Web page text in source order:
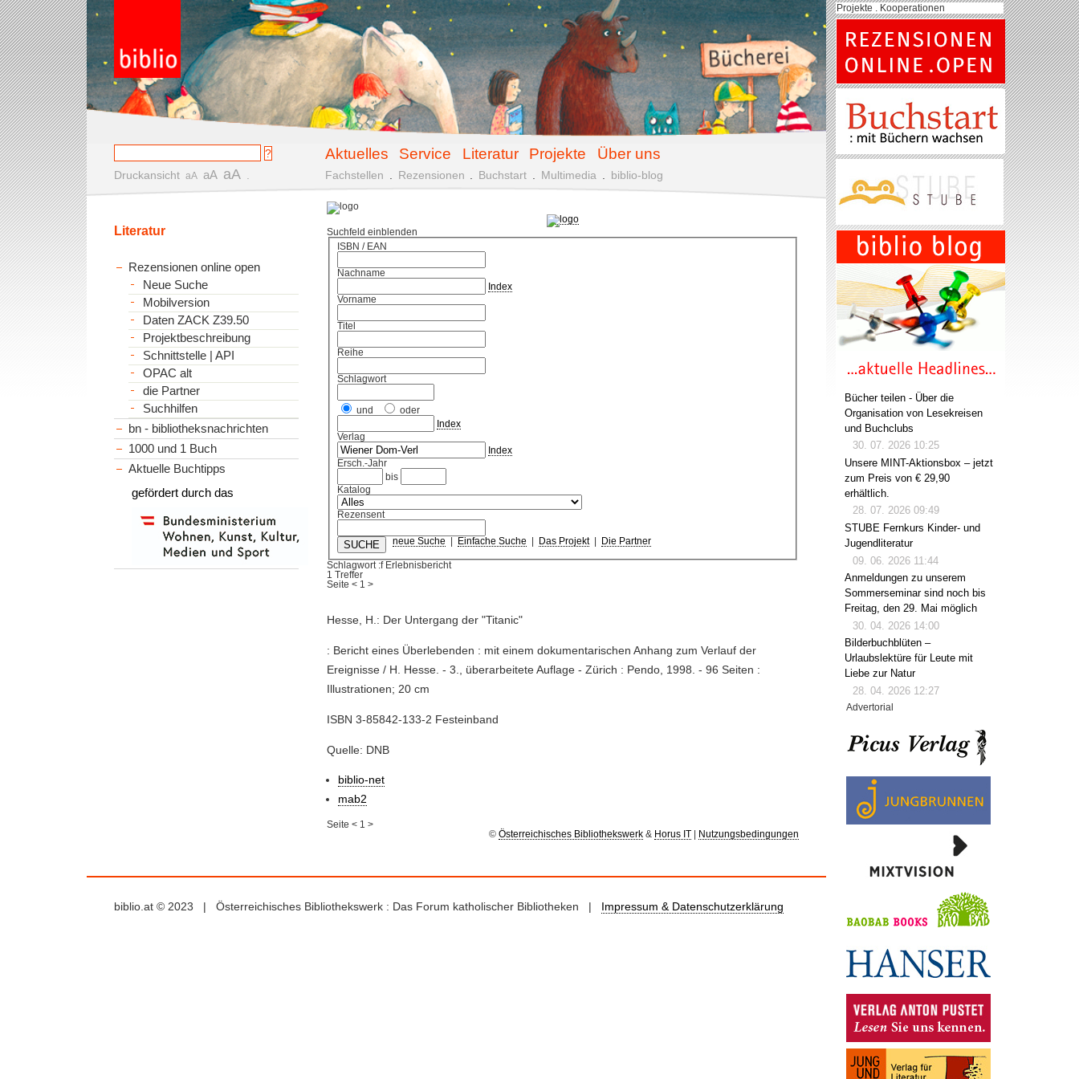
Aktuelles Service Literatur Projekte Über uns
Druckansicht aA aA aA Fachstellen Rezensionen Buchstart Multimedia biblio-blog
Suchfeld einblenden
ISBN / EAN
Nachname
Index
Vorname
Titel
Reihe
Schlagwort
und
oder
Index
Verlag
Index
Ersch.-Jahr
bis
Katalog
Rezensent
neue Suche Einfache Suche Das Projekt| Die Partner
Schlagwort :f Erlebnisbericht
1 Treffer
Seite< 1 >
Hesse, H.: Der Untergang der "Titanic"
: Bericht eines Überlebenden : mit einem dokumentarischen Anhang zum Verlauf der
Ereignisse / H. Hesse. - 3., überarbeitete Auflage - Zürich : Pendo, 1998. - 96 Seiten :
Illustrationen; 20 cm
ISBN 3-85842-133-2 Festeinband
Quelle: DNB
biblio-net
mab2
Seite< 1 >
© Österreichisches Bibliothekswerk& Horus IT| Nutzungsbedingungen
Literatur
Rezensionen online open
Neue Suche
Mobilversion
Daten ZACK Z39.50
Projektbeschreibung
Schnittstelle | API
OPAC alt
die Partner
Suchhilfen
bn - bibliotheksnachrichten
1000 und 1 Buch
Aktuelle Buchtipps
gefördert durch das
biblio.at © 2023 | Österreichisches Bibliothekswerk : Das Forum katholischer Bibliotheken | Impressum & Datenschutzerklärung
Projekte . Kooperationen
Bücher teilen - Über die
Organisation von Lesekreisen
und Buchclubs
30. 07. 2026 10:25
Unsere MINT-Aktionsbox – jetzt
zum Preis von € 29,90
erhältlich.
28. 07. 2026 09:49
STUBE Fernkurs Kinder- und
Jugendliteratur
09. 06. 2026 11:44
Anmeldungen zu unserem
Sommerseminar sind noch bis
Freitag, den 29. Mai möglich
30. 04. 2026 14:00
Bilderbuchblüten –
Urlaubslektüre für Leute mit
Liebe zur Natur
28. 04. 2026 12:27
Advertorial